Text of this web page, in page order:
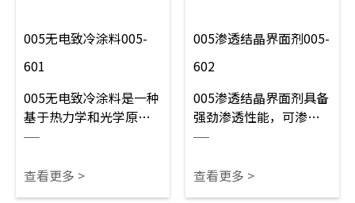
005无电致冷涂料005-
601
005无电致冷涂料是一种
基于热力学和光学原理
的高科技功能性涂层，
用大气窗口波段发射热
量，实现零能耗降温，
查看更多 >
005渗透结晶界面剂005-
602
005渗透结晶界面剂具备
强劲渗透性能，可渗入
混凝土内部形成致密结
缝，稳固松散基面。作
为优质打底材料，可大
查看更多 >